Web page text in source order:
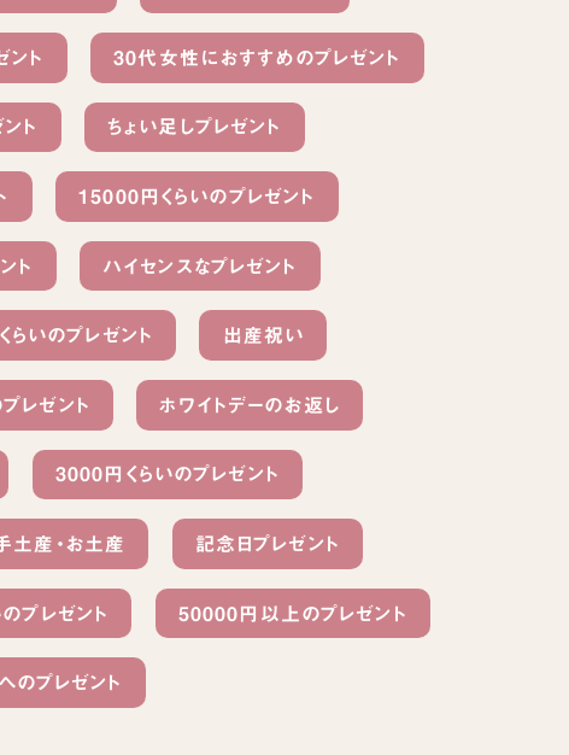
ント 30代女性におすすめのプレゼント
ト ちょい足しプレゼント
15000円くらいのプレゼント
ト ハイセンスなプレゼント
らいのプレゼント 出産祝い
レゼント ホワイトデーのお返し
3000円くらいのプレゼント
土産・お土産 記念日プレゼント
プレゼント 50000円以上のプレゼント
のプレゼント